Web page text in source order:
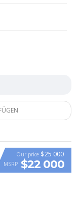
VIDEO
Our price $25 000
MSRP $22 000